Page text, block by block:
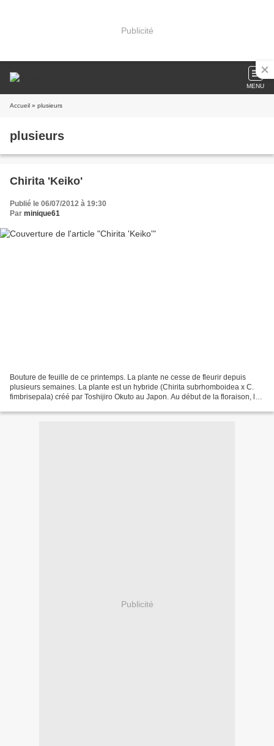
Publicité
MENU
Accueil » plusieurs
plusieurs
Chirita 'Keiko'
Publié le 06/07/2012 à 19:30
Par minique61
Bouture de feuille de ce printemps. La plante ne cesse de fleurir depuis
plusieurs semaines. La plante est un hybride (Chirita subrhomboidea x C.
fimbrisepala) créé par Toshijiro Okuto au Japon. Au début de la floraison, les
Publicité